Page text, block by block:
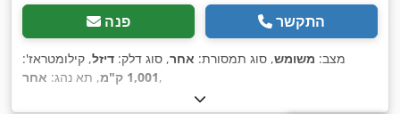
פנה התקשר
מצב: משומש, סוג תמסורת: אחר, סוג דלק: דיזל, קילומטראז':
1,001 ק"מ
, תא נהג: אחר ,